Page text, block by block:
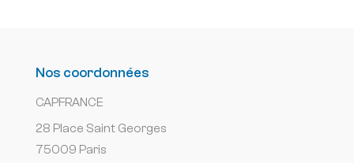
Nos coordonnées
CAPFRANCE
28 Place Saint Georges
75009 Paris